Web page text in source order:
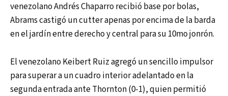
venezolano Andrés Chaparro recibió base por bolas,
Abrams castigó un cutter apenas por encima de la barda
en el jardín entre derecho y central para su 10mo jonrón.
El venezolano Keibert Ruiz agregó un sencillo impulsor
para superar a un cuadro interior adelantado en la
segunda entrada ante Thornton (0-1), quien permitió